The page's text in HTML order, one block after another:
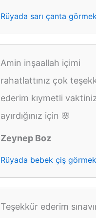
Rüyada sarı çanta
Amin inşaallah içimi
rahatlattınız çok
ederim kıymetli
ayırdığınız için 🌸
Zeynep Boz
Rüyada bebek çiş görmek
Teşekkür ederim